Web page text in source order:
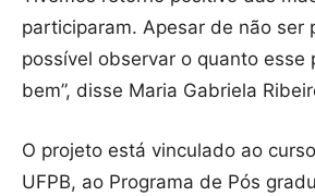
participaram. Apesar de não ser
possível observar o quanto esse
bem”, disse Maria Gabriela
O projeto está vinculado ao
UFPB, ao Programa de Pós